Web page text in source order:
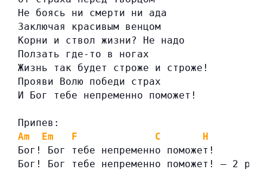
Не боясь ни смерти ни ада
Заключая красивым венцом
Корни и ствол жизни? Не надо
Ползать где-то в ногах
Жизнь так будет строже и строже!
Прояви Волю победи страх
И Бог тебе непременно поможет!
Припев:
Am
Em F C
H
Бог! Бог тебе непременно поможет!
Бог! Бог тебе непременно поможет! — 2